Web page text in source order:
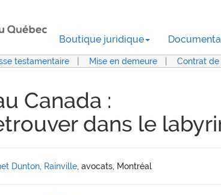
Boutique juridique
testamentaire Mise en demeure Contrat
Canada :
dans le
Dunton, Rainville, avocats, Montréal